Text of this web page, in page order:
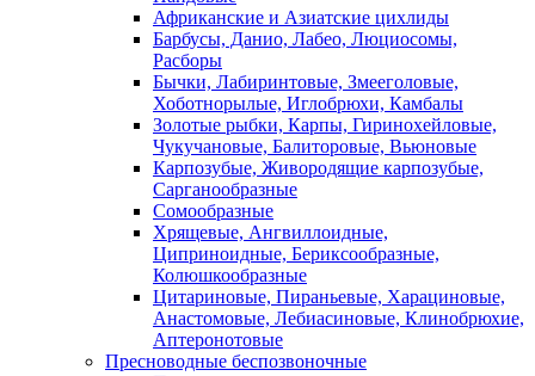
Африканские и Азиатские цихлиды
Барбусы, Данио, Лабео, Люциосомы,
Расборы
Бычки, Лабиринтовые, Змееголовые,
Хоботнорылые, Иглобрюхи, Камбалы
Золотые рыбки, Карпы, Гиринохейловые,
Чукучановые, Балиторовые, Вьюновые
Карпозубые, Живородящие карпозубые,
Сарганообразные
Сомообразные
Хрящевые, Ангвиллоидные,
Циприноидные, Бериксообразные,
Колюшкообразные
Цитариновые, Пираньевые, Харациновые,
Анастомовые, Лебиасиновые, Клинобрюхие,
Аптеронотовые
Пресноводные беспозвоночные